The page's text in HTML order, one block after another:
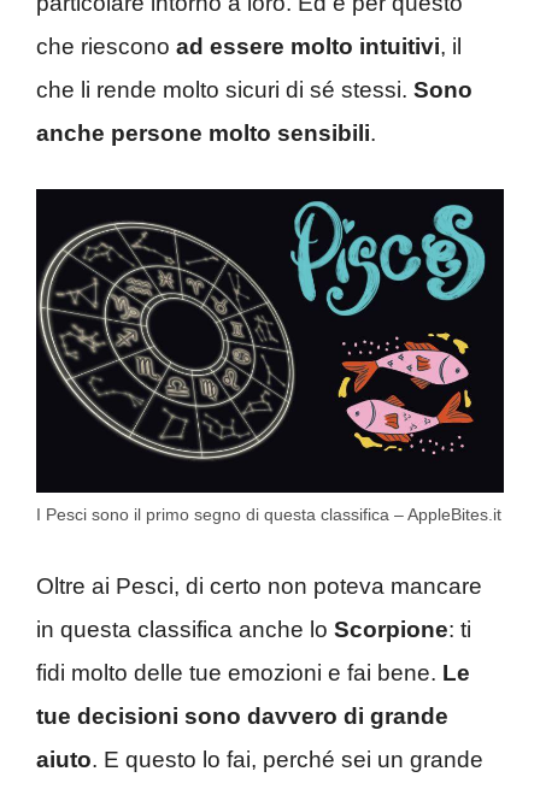
che riescono ad essere molto intuitivi, il
che li rende molto sicuri di sé stessi. Sono
anche persone molto sensibili.
I Pesci sono il primo segno di questa classifica – AppleBites.it
Oltre ai Pesci, di certo non poteva mancare
in questa classifica anche lo Scorpione: ti
fidi molto delle tue emozioni e fai bene. Le
tue decisioni sono davvero di grande
aiuto. E questo lo fai, perché sei un grande